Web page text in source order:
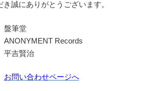
誠にありがとうございます。
盤筆堂
ANONYMENT Records
平吉賢治
お問い合わせページへ